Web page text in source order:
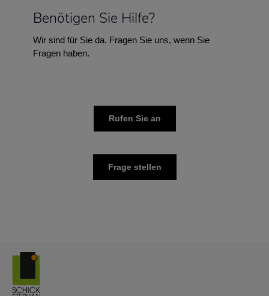
Benötigen Sie Hilfe?
Wir sind für Sie da. Fragen Sie uns, wenn Sie
Fragen haben.
Rufen Sie an
Frage stellen